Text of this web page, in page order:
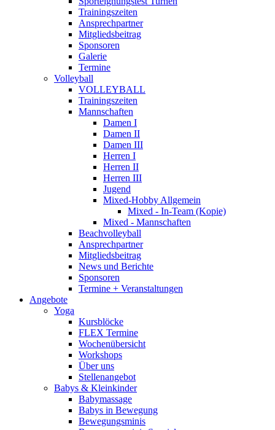
Trainingszeiten
Ansprechpartner
Mitgliedsbeitrag
Sponsoren
Galerie
Termine
Volleyball
VOLLEYBALL
Trainingszeiten
Mannschaften
Damen I
Damen II
Damen III
Herren I
Herren II
Herren III
Jugend
Mixed-Hobby Allgemein
Mixed - In-Team (Kopie)
Mixed - Mannschaften
Beachvolleyball
Ansprechpartner
Mitgliedsbeitrag
News und Berichte
Sponsoren
Termine + Veranstaltungen
Angebote
Yoga
Kursblöcke
FLEX Termine
Wochenübersicht
Workshops
Über uns
Stellenangebot
Babys & Kleinkinder
Babymassage
Babys in Bewegung
Bewegungsminis